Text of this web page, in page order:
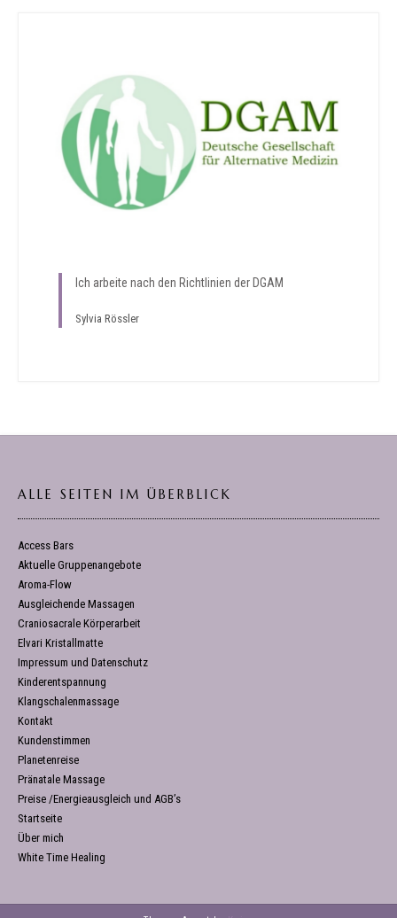
Ich arbeite nach den Richtlinien der DGAM
Sylvia Rössler
ALLE SEITEN IM ÜBERBLICK
Access Bars
Aktuelle Gruppenangebote
Aroma-Flow
Ausgleichende Massagen
Craniosacrale Körperarbeit
Elvari Kristallmatte
Impressum und Datenschutz
Kinderentspannung
Klangschalenmassage
Kontakt
Kundenstimmen
Planetenreise
Pränatale Massage
Preise /Energieausgleich und AGB’s
Startseite
Über mich
White Time Healing